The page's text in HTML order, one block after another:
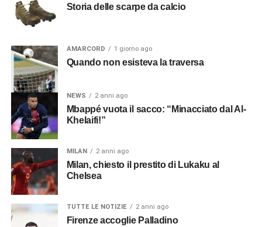
Storia delle scarpe da calcio
AMARCORD 1 giorno ago
Quando non esisteva la traversa
NEWS 2 anni ago
Mbappé vuota il sacco: “Minacciato dal Al-
Khelaifi!”
MILAN 2 anni ago
Milan, chiesto il prestito di Lukaku al
Chelsea
TUTTE LE NOTIZIE 2 anni ago
Firenze accoglie Palladino